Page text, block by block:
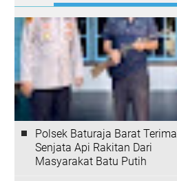
Polsek Baturaja Barat Terima
Senjata Api Rakitan Dari
Masyarakat Batu Putih